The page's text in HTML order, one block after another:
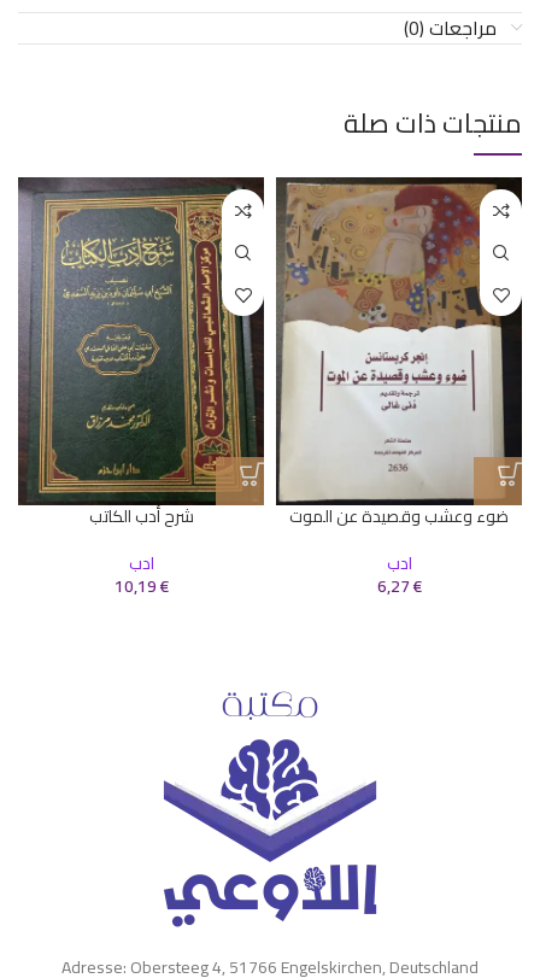
مراجعات (0)
منتجات ذات صلة
ضوء وعشب وقصيدة عن الموت
ادب
6,27€
شرح أدب الكاتب
ادب
10,19€
Adresse: Obersteeg 4, 51766 Engelskirchen, Deutschland